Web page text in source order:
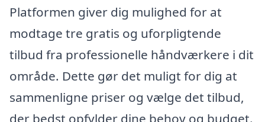
Platformen giver dig mulighed for at
modtage tre gratis og uforpligtende
tilbud fra professionelle håndværkere i dit
område. Dette gør det muligt for dig at
sammenligne priser og vælge det tilbud,
der bedst opfylder dine behov og budget.